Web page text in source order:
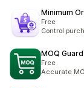
Minimum
Free
Control
MOQ Guard
Free
Accurate